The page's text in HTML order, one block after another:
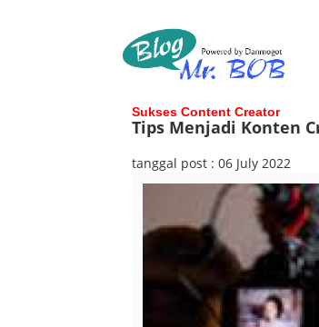
Sukses Content Creator
Tips Menjadi Konten
tanggal post : 06 July 2022